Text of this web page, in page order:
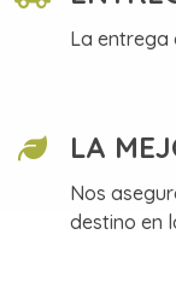
La entrega
LA
Nos
destino en